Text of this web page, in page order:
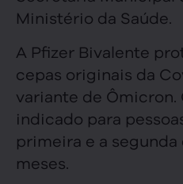
Ministério da Saúde.
A Pfizer Bivalente
cepas originais da
variante de Ômicron.
indicado para
primeira e a
meses.